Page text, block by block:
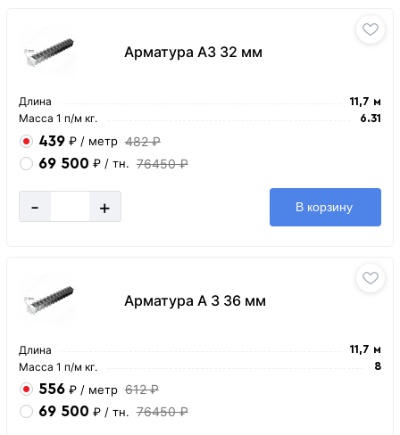
Арматура А3 32 мм
Длина 11,7 м
Масса 1 п/м кг. 6.31
439 ₽ / метр 482 ₽
69 500 ₽ / тн. 76450 ₽
- + В корзину
Арматура А 3 36 мм
Длина 11,7 м
Масса 1 п/м кг. 8
556 ₽ / метр 612 ₽
69 500 ₽ / тн. 76450 ₽